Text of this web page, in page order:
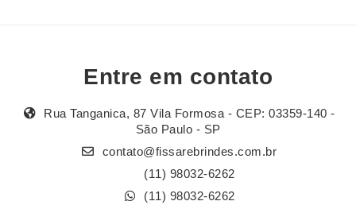
Entre em contato
Rua Tanganica, 87 Vila Formosa - CEP: 03359-140 -
São Paulo - SP
contato@fissarebrindes.com.br
(11) 98032-6262
(11) 98032-6262